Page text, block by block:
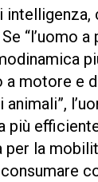
intelligenza,
“l’uomo a
a motore e
più
la